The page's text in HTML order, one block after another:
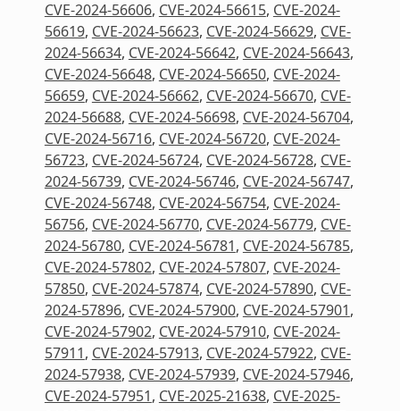
CVE-2024-56606, CVE-2024-56615, CVE-2024-
56619, CVE-2024-56623, CVE-2024-56629, CVE-
2024-56634, CVE-2024-56642, CVE-2024-56643,
CVE-2024-56648, CVE-2024-56650, CVE-2024-
56659, CVE-2024-56662, CVE-2024-56670, CVE-
2024-56688, CVE-2024-56698, CVE-2024-56704,
CVE-2024-56716, CVE-2024-56720, CVE-2024-
56723, CVE-2024-56724, CVE-2024-56728, CVE-
2024-56739, CVE-2024-56746, CVE-2024-56747,
CVE-2024-56748, CVE-2024-56754, CVE-2024-
56756, CVE-2024-56770, CVE-2024-56779, CVE-
2024-56780, CVE-2024-56781, CVE-2024-56785,
CVE-2024-57802, CVE-2024-57807, CVE-2024-
57850, CVE-2024-57874, CVE-2024-57890, CVE-
2024-57896, CVE-2024-57900, CVE-2024-57901,
CVE-2024-57902, CVE-2024-57910, CVE-2024-
57911, CVE-2024-57913, CVE-2024-57922, CVE-
2024-57938, CVE-2024-57939, CVE-2024-57946,
CVE-2024-57951, CVE-2025-21638, CVE-2025-